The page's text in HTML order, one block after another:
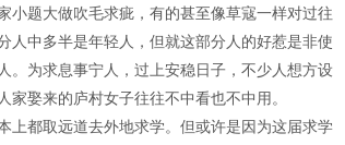
小题大做吹毛求疵，有的甚至像草寇一样对过往
人中多半是年轻人，但就这部分人的好惹是非使
。为求息事宁人，过上安稳日子，不少人想方设
娶来的庐村女子往往不中看也不中用。
上都取远道去外地求学。但或许是因为这届求学